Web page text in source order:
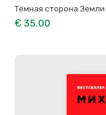
Тёмная сторона Земли
€ 35.00